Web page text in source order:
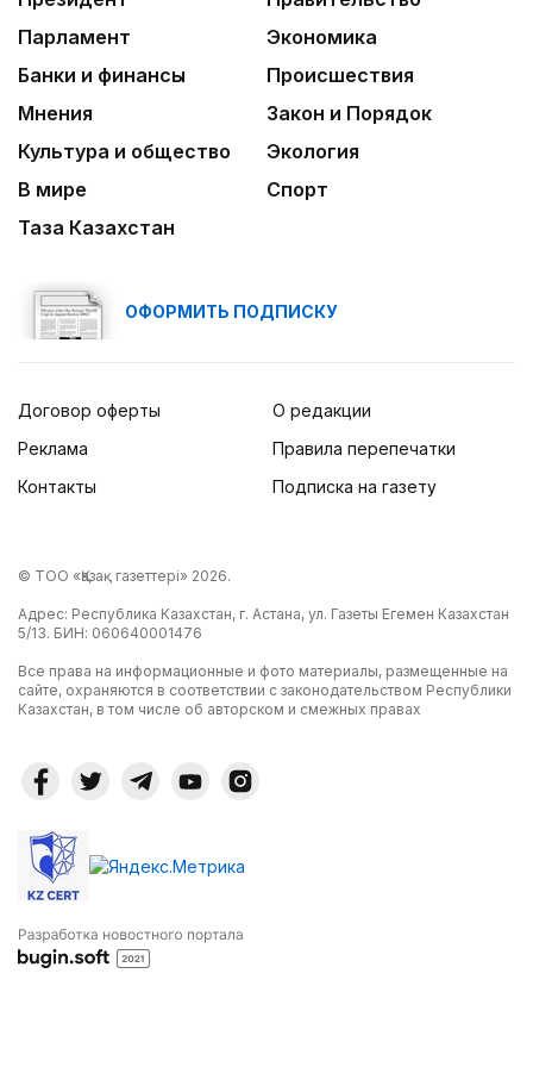
Парламент
Экономика
Банки и финансы
Происшествия
Мнения
Закон и Порядок
Культура и общество
Экология
В мире
Спорт
Таза Казахстан
ОФОРМИТЬ ПОДПИСКУ
Договор оферты
Реклама
Контакты
О редакции
Правила перепечатки
Подписка на газету
© ТОО «Қазақ газеттері» 2026.
Адрес: Республика Казахстан, г. Астана, ул. Газеты Егемен Казахстан
5/13. БИН: 060640001476
Все права на информационные и фото материалы, размещенные на
сайте, охраняются в соответствии с законодательством Республики
Казахстан, в том числе об авторском и смежных правах